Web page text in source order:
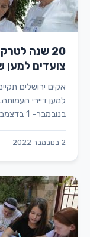
20 שנה
צועדים למען
בנובמבר- 1 בדצמבר.
2 בנובמבר 2022